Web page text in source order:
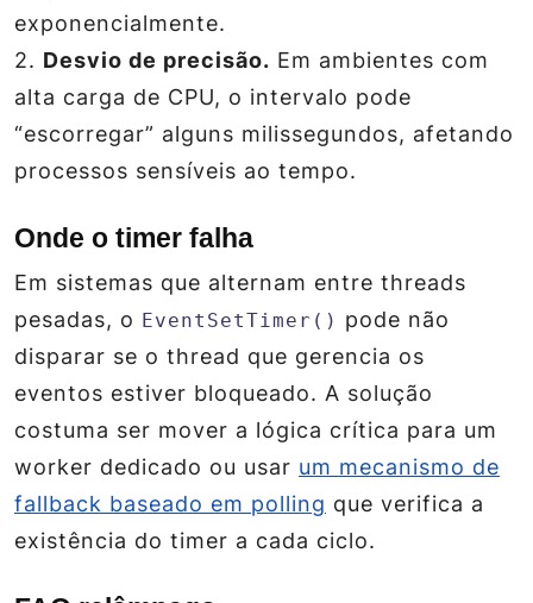
exponencialmente.
2. Desvio de precisão. Em ambientes com
alta carga de CPU, o intervalo pode
“escorregar” alguns milissegundos, afetando
processos sensíveis ao tempo.
Onde o timer falha
Em sistemas que alternam entre threads
pesadas, o EventSetTimer() pode não
disparar se o thread que gerencia os
eventos estiver bloqueado. A solução
costuma ser mover a lógica crítica para um
worker dedicado ou usar um mecanismo de
fallback baseado em polling que verifica a
existência do timer a cada ciclo.